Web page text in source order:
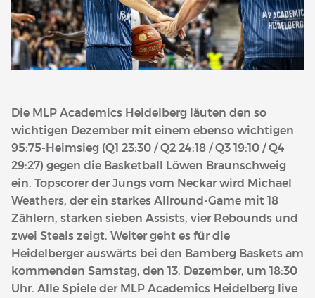
Die MLP Academics Heidelberg läuten den so
wichtigen Dezember mit einem ebenso wichtigen
95:75-Heimsieg (Q1 23:30 / Q2 24:18 / Q3 19:10 / Q4
29:27) gegen die Basketball Löwen Braunschweig
ein. Topscorer der Jungs vom Neckar wird Michael
Weathers, der ein starkes Allround-Game mit 18
Zählern, starken sieben Assists, vier Rebounds und
zwei Steals zeigt. Weiter geht es für die
Heidelberger auswärts bei den Bamberg Baskets am
kommenden Samstag, den 13. Dezember, um 18:30
Uhr. Alle Spiele der MLP Academics Heidelberg live